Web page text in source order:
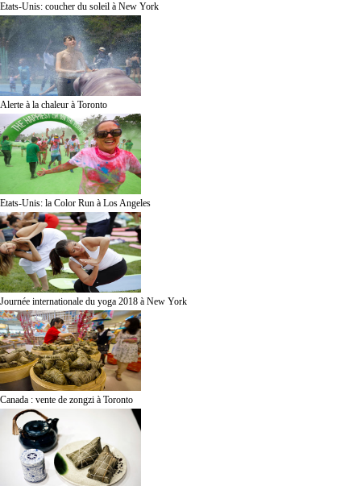
Etats-Unis: coucher du soleil à New York
Alerte à la chaleur à Toronto
Etats-Unis: la Color Run à Los Angeles
Journée internationale du yoga 2018 à New York
Canada : vente de zongzi à Toronto